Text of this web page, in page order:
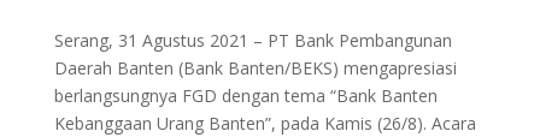
Serang, 31 Agustus 2021 – PT Bank Pembangunan
Daerah Banten (Bank Banten/BEKS) mengapresiasi
berlangsungnya FGD dengan tema “Bank Banten
Kebanggaan Urang Banten”, pada Kamis (26/8). Acara